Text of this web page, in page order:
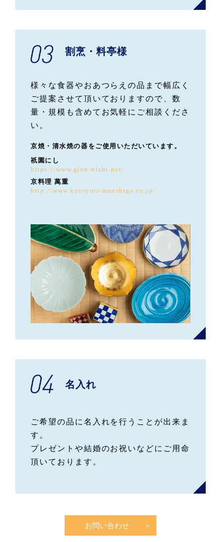
割烹・料亭様
様々な食器やおあつらえの品まで幅広く
ご提案させて頂いておりますので、数
量・規模も含めてお気軽にご相談くださ
い。
京焼・清水焼の器をご使用いただいています。
祇園にし
https://www.gion-nishi.net/
京料理 萬重
http://www.kyoryori-manshige.co.jp/
名入れ
ご希望の品に名入れを行うことが出来ま
す。
プレゼントや結婚のお祝いなどにご用命
頂いております。
お問い合わせ